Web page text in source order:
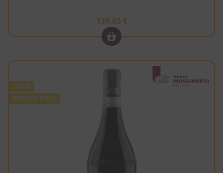
139,65 €
ITALIA
BAROLO DOCG